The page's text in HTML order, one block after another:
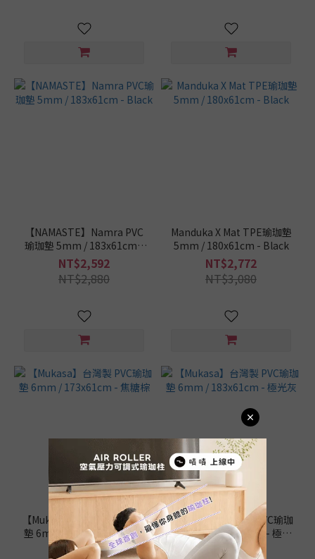
【NAMASTE】Namra PVC
瑜珈墊 5mm / 183x61cm -
Black
NT$2,592
NT$2,880
Manduka X Mat TPE瑜珈墊
5mm / 180x61cm - Black
NT$2,772
NT$3,080
【Mukasa】台灣製 PVC瑜珈
墊 6mm / 173x61cm - 焦糖
棕
NT$790
【Mukasa】台灣製 PVC瑜珈
墊 6mm / 183x61cm - 極光
灰
NT$880